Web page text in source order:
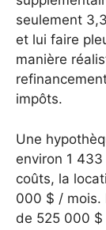
seulement
et lui faire
manière
impôts.
Une
environ 1
coûts, la
000 $ / mois.
de 525 000 $